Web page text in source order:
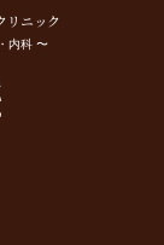
リニック
内科 〜